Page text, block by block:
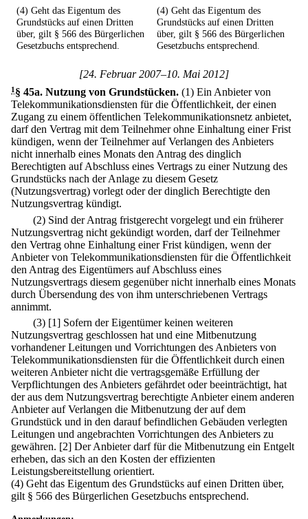
(4) Geht das Eigentum des
Grundstücks auf einen Dritten
über, gilt § 566 des Bürgerlichen
Gesetzbuchs entsprechend.
(4) Geht das Eigentum des
Grundstücks auf einen Dritten
über, gilt § 566 des Bürgerlichen
Gesetzbuchs entsprechend.
[24. Februar 2007–10. Mai 2012]
1§ 45a. Nutzung von Grundstücken. (1) Ein Anbieter von
Telekommunikationsdiensten für die Öffentlichkeit, der einen
Zugang zu einem öffentlichen Telekommunikationsnetz anbietet,
darf den Vertrag mit dem Teilnehmer ohne Einhaltung einer Frist
kündigen, wenn der Teilnehmer auf Verlangen des Anbieters
nicht innerhalb eines Monats den Antrag des dinglich
Berechtigten auf Abschluss eines Vertrags zu einer Nutzung des
Grundstücks nach der Anlage zu diesem Gesetz
(Nutzungsvertrag) vorlegt oder der dinglich Berechtigte den
Nutzungsvertrag kündigt.
(2) Sind der Antrag fristgerecht vorgelegt und ein früherer
Nutzungsvertrag nicht gekündigt worden, darf der Teilnehmer
den Vertrag ohne Einhaltung einer Frist kündigen, wenn der
Anbieter von Telekommunikationsdiensten für die Öffentlichkeit
den Antrag des Eigentümers auf Abschluss eines
Nutzungsvertrags diesem gegenüber nicht innerhalb eines Monats
durch Übersendung des von ihm unterschriebenen Vertrags
annimmt.
(3) [1] Sofern der Eigentümer keinen weiteren
Nutzungsvertrag geschlossen hat und eine Mitbenutzung
vorhandener Leitungen und Vorrichtungen des Anbieters von
Telekommunikationsdiensten für die Öffentlichkeit durch einen
weiteren Anbieter nicht die vertragsgemäße Erfüllung der
Verpflichtungen des Anbieters gefährdet oder beeinträchtigt, hat
der aus dem Nutzungsvertrag berechtigte Anbieter einem anderen
Anbieter auf Verlangen die Mitbenutzung der auf dem
Grundstück und in den darauf befindlichen Gebäuden verlegten
Leitungen und angebrachten Vorrichtungen des Anbieters zu
gewähren. [2] Der Anbieter darf für die Mitbenutzung ein Entgelt
erheben, das sich an den Kosten der effizienten
Leistungsbereitstellung orientiert.
(4) Geht das Eigentum des Grundstücks auf einen Dritten über,
gilt § 566 des Bürgerlichen Gesetzbuchs entsprechend.